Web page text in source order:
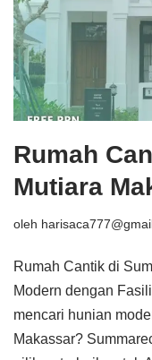
Rumah
Mutiara
oleh
Rumah Cantik di
Modern dengan
mencari hunian
Makassar?